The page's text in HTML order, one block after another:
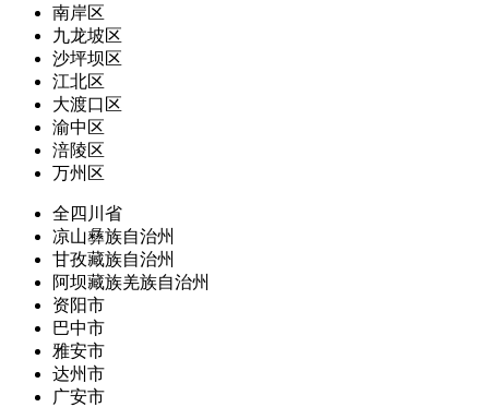
南岸区
九龙坡区
沙坪坝区
江北区
大渡口区
渝中区
涪陵区
万州区
全四川省
凉山彝族自治州
甘孜藏族自治州
阿坝藏族羌族自治州
资阳市
巴中市
雅安市
达州市
广安市